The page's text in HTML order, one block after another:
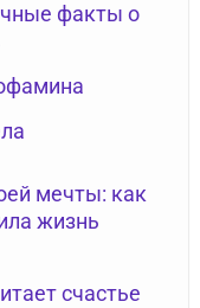
факты о
мечты: как
жизнь
счастье